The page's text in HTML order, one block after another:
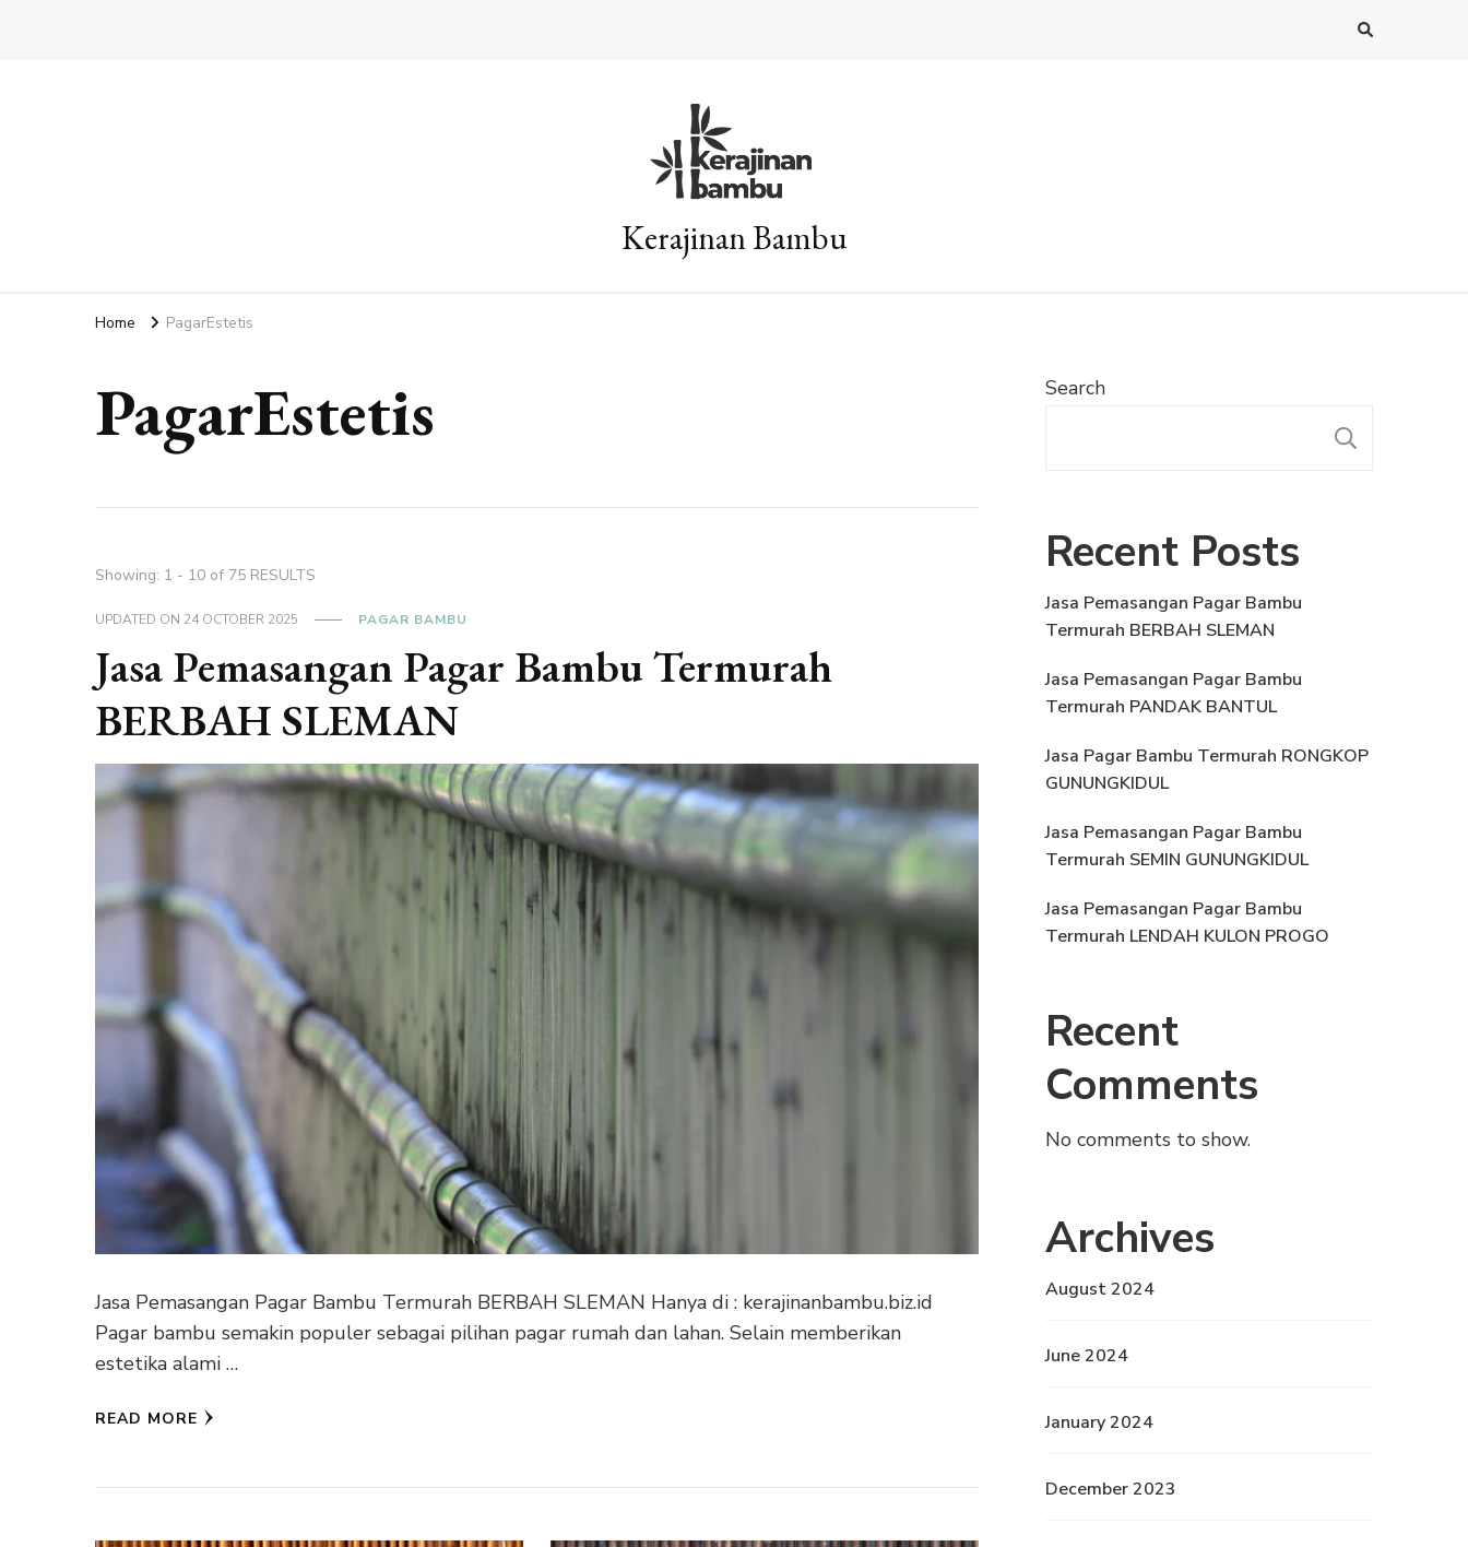
Kerajinan Bambu
Home PagarEstetis
PagarEstetis
Showing: 1 - 10 of 75 RESULTS
UPDATED ON 24 OCTOBER 2025 PAGAR BAMBU
Jasa Pemasangan Pagar Bambu Termurah
BERBAH SLEMAN
Jasa Pemasangan Pagar Bambu Termurah BERBAH SLEMAN Hanya di : kerajinanbambu.biz.id
Pagar bambu semakin populer sebagai pilihan pagar rumah dan lahan. Selain memberikan
estetika alami …
READ MORE
Search
Recent Posts
Jasa Pemasangan Pagar Bambu
Termurah BERBAH SLEMAN
Jasa Pemasangan Pagar Bambu
Termurah PANDAK BANTUL
Jasa Pagar Bambu Termurah RONGKOP
GUNUNGKIDUL
Jasa Pemasangan Pagar Bambu
Termurah SEMIN GUNUNGKIDUL
Jasa Pemasangan Pagar Bambu
Termurah LENDAH KULON PROGO
Recent
Comments
No comments to show.
Archives
August 2024
June 2024
January 2024
December 2023